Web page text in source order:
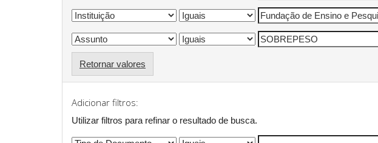
Retornar valores
Adicionar filtros:
Utilizar filtros para refinar o resultado de busca.